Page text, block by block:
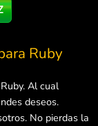
Ruby
Al cual
deseos.
No pierdas la